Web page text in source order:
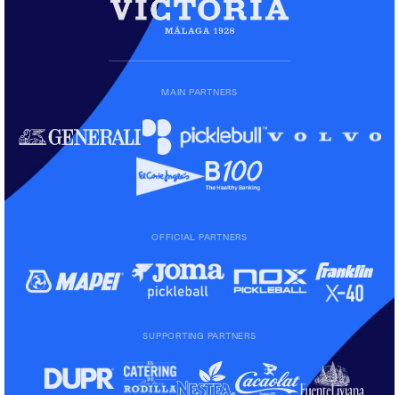
MAIN PARTNERS
OFFICIAL PARTNERS
SUPPORTING PARTNERS